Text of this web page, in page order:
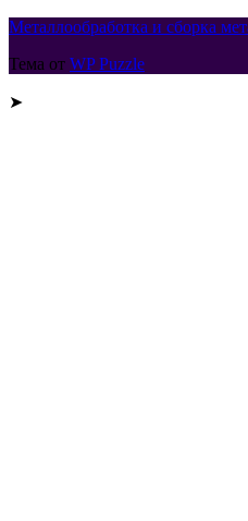
Металлообработка и сборка
Тема от WP Puzzle
➤